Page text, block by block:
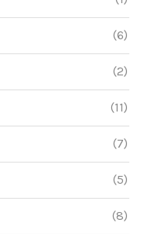
(6)
(2)
(11)
(7)
(5)
(8)